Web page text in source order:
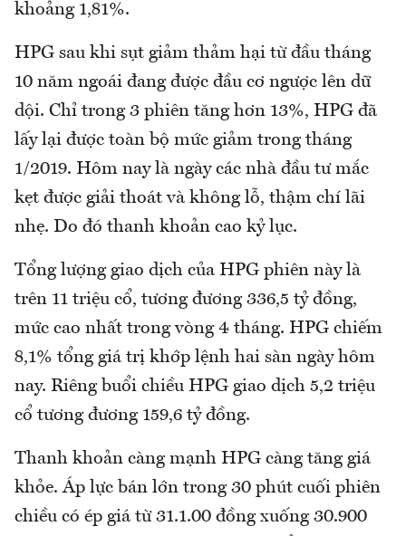
khoảng 1,81%.
HPG sau khi sụt giảm thảm hại từ đầu tháng
10 năm ngoái đang được đầu cơ ngược lên dữ
dội. Chỉ trong 3 phiên tăng hơn 13%, HPG đã
lấy lại được toàn bộ mức giảm trong tháng
1/2019. Hôm nay là ngày các nhà đầu tư mắc
kẹt được giải thoát và không lỗ, thậm chí lãi
nhẹ. Do đó thanh khoản cao kỷ lục.
Tổng lượng giao dịch của HPG phiên này là
trên 11 triệu cổ, tương đương 336,5 tỷ đồng,
mức cao nhất trong vòng 4 tháng. HPG chiếm
8,1% tổng giá trị khớp lệnh hai sàn ngày hôm
nay. Riêng buổi chiều HPG giao dịch 5,2 triệu
cổ tương đương 159,6 tỷ đồng.
Thanh khoản càng mạnh HPG càng tăng giá
khỏe. Áp lực bán lớn trong 30 phút cuối phiên
chiều có ép giá từ 31.1.00 đồng xuống 30.900